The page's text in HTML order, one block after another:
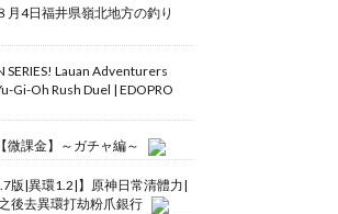
月4日福井県嶺北地方の釣り
SERIES! Lauan Adventurers
Gi-Oh Rush Duel | EDOPRO
微課金】～ガチャ編～
版|異環1.2|】原神日常清體力|
後去異環打劫粉爪銀行